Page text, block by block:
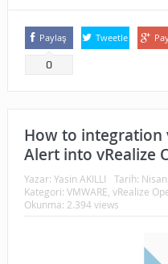
Paylaş
0
Tweetle
How to integration
Alert into vRealize
Yazar: Yasin AKILLI Tarih:
Kategori: VMWARE vRealize
Okunma: 2.394 views